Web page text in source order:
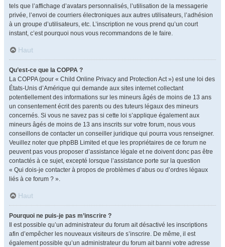
tels que l’affichage d’avatars personnalisés, l’utilisation de la messagerie
privée, l’envoi de courriers électroniques aux autres utilisateurs, l’adhésion
à un groupe d’utilisateurs, etc. L’inscription ne vous prend qu’un court
instant, c’est pourquoi nous vous recommandons de le faire.
Haut
Qu’est-ce que la COPPA ?
La COPPA (pour « Child Online Privacy and Protection Act ») est une loi des
États-Unis d’Amérique qui demande aux sites internet collectant
potentiellement des informations sur les mineurs âgés de moins de 13 ans
un consentement écrit des parents ou des tuteurs légaux des mineurs
concernés. Si vous ne savez pas si cette loi s’applique également aux
mineurs âgés de moins de 13 ans inscrits sur votre forum, nous vous
conseillons de contacter un conseiller juridique qui pourra vous renseigner.
Veuillez noter que phpBB Limited et que les propriétaires de ce forum ne
peuvent pas vous proposer d’assistance légale et ne doivent donc pas être
contactés à ce sujet, excepté lorsque l’assistance porte sur la question
« Qui dois-je contacter à propos de problèmes d’abus ou d’ordres légaux
liés à ce forum ? ».
Haut
Pourquoi ne puis-je pas m’inscrire ?
Il est possible qu’un administrateur du forum ait désactivé les inscriptions
afin d’empêcher les nouveaux visiteurs de s’inscrire. De même, il est
également possible qu’un administrateur du forum ait banni votre adresse